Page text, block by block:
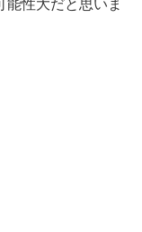
能性大だと思いま